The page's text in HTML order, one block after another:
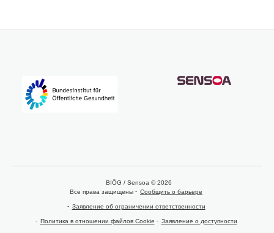
BIÖG / Sensoa © 2026
Все права защищены
Сообщить о барьере
Заявление об ограничении ответственности
Политика в отношении файлов Cookie Заявление о доступности